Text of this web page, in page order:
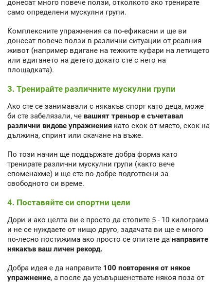
донесат много повече ползи, отколкото ако тренирате
само определени мускулни групи.
Комплексните упражнения са по-ефикасни и ще ви
донесат повече ползи в различни ситуации от реалния
живот (например вдигане на тежките куфари на летището
или вдигането на детето докато сте с него на
площадката).
3. Тренирайте различните мускулни групи
Ако сте се занимавали с някакъв спорт като деца, може
би сте забелязали, че вашият треньор е съчетавал
различни видове упражнения като скок от място, скок на
дължина, спринт или скачане на въже.
По този начин ще поддържате добра форма като
тренирате различни мускулни групи (както вече
споменахме) и ще сте по-добре подготвени за
свободното си време.
4. Поставяйте си спортни цели
Дори и ако целта ви е просто да стопите 5 - 10 килограма
и не се нуждаете от нищо друго, задачата ви ще е много
по-лесно постижима ако просто се опитате да направите
някакъв ваш личен рекорд.
Добра идея е да направите 100 повторения от някое
упражнение, а после да усъвършенствате някоя поза от